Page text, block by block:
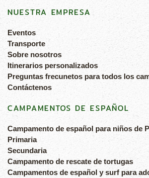
NUESTRA EMPRESA
Eventos
Transporte
Sobre nosotros
Itinerarios personalizados
Preguntas frecunetos para todos los
Contáctenos
CAMPAMENTOS DE ESPAÑOL
Campamento de español para niños de
Primaria
Secundaria
Campamento de rescate de tortugas
Campamentos de español y surf para